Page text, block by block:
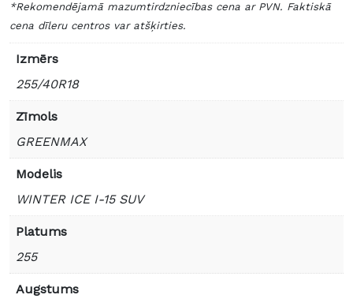
*Rekomendējamā mazumtirdzniecības cena ar PVN. Faktiskā
cena dīleru centros var atšķirties.
Izmērs
255/40R18
Zīmols
GREENMAX
Modelis
WINTER ICE I-15 SUV
Platums
255
Augstums